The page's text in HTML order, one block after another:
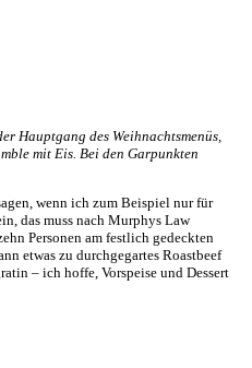
Hauptgang des Weihnachtsmenüs,
mit Eis. Bei den Garpunkten
wenn ich zum Beispiel nur für
das muss nach Murphys Law
Personen am festlich gedeckten
etwas zu durchgegartes Roastbeef
– ich hoffe, Vorspeise und Dessert